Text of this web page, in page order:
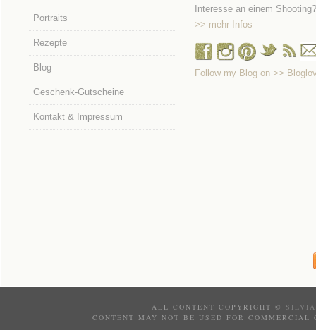
Portraits
Rezepte
Blog
Geschenk-Gutscheine
Kontakt & Impressum
Interesse an einem Shooting?
>> mehr Infos
Follow my Blog on >>
ALL CONTENT COPYRIGHT ©
CONTENT MAY NOT BE USED FOR COMMERCIAL